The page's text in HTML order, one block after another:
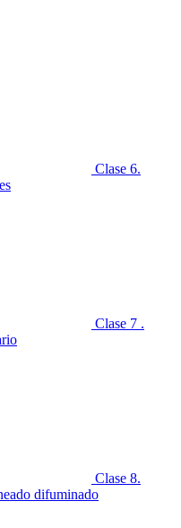
Clase 6.
Clase 7 .
Clase 8.
difuminado